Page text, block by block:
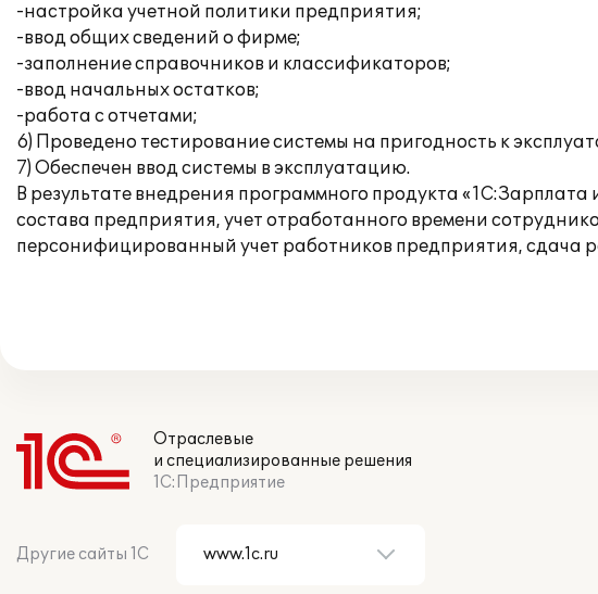
-настройка учетной политики предприятия;
-ввод общих сведений о фирме;
-заполнение справочников и классификаторов;
-ввод начальных остатков;
-работа с отчетами;
6) Проведено тестирование системы на пригодность к
7) Обеспечен ввод системы в эксплуатацию.
В результате внедрения программного продукта
состава предприятия, учет отработанного времени
персонифицированный учет работников предприятия, сдача
Отраслевые
и специализированные решения
1С:Предприятие
Другие сайты 1С